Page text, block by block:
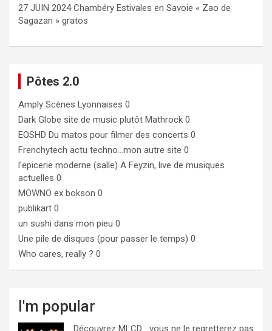
27 JUIN 2024 Chambéry Estivales en Savoie « Zao de
Sagazan » gratos
Pôtes 2.0
Amply Scènes Lyonnaises 0
Dark Globe site de music plutôt Mathrock 0
EOSHD Du matos pour filmer des concerts 0
Frenchytech actu techno…mon autre site 0
l'epicerie moderne (salle) A Feyzin, live de musiques
actuelles 0
MOWNO ex bokson 0
publikart 0
un sushi dans mon pieu 0
Une pile de disques (pour passer le temps) 0
Who cares, really ? 0
I'm popular
Découvrez MLCD… vous ne le regretterez pas